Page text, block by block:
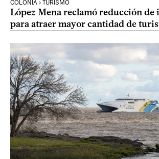
COLONIA › TURISMO
López Mena reclamó reducción de
para atraer mayor cantidad de